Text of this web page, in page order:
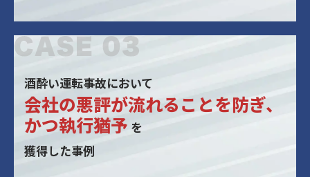
酒酔い運転事故において
会社の悪評が流れることを防ぎ、
かつ執行猶予 を
獲得した事例